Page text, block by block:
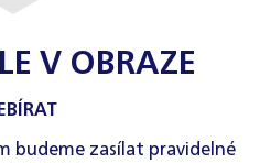
V OBRAZE
budeme zasílat pravidelné